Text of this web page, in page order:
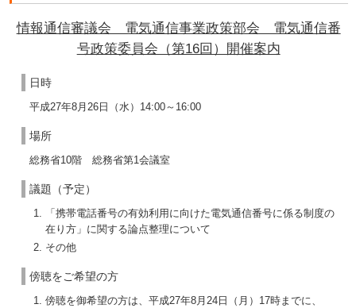
情報通信審議会 電気通信事業政策部会 電気通信番
号政策委員会（第16回）開催案内
日時
平成27年8月26日（水）14:00～16:00
場所
総務省10階 総務省第1会議室
議題（予定）
「携帯電話番号の有効利用に向けた電気通信番号に係る制度の
在り方」に関する論点整理について
その他
傍聴をご希望の方
傍聴を御希望の方は、平成27年8月24日（月）17時までに、